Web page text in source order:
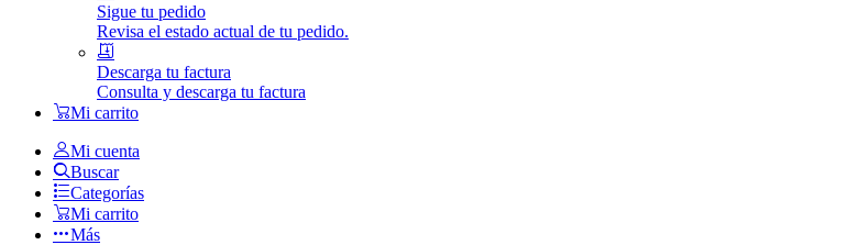
Sigue tu pedido
Revisa el estado actual de tu pedido.
Descarga tu factura
Consulta y descarga tu factura
Mi carrito
Mi cuenta
Buscar
Categorías
Mi carrito
Más